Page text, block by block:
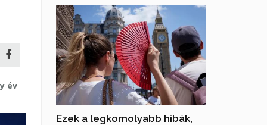
év
Ezek a legkomolyabb hibák,